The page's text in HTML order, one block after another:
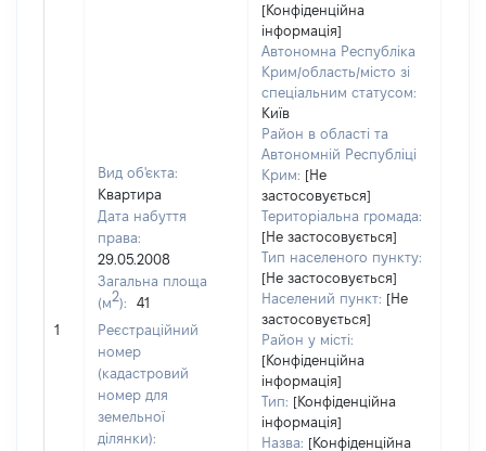
1
Вид об'єкта:
Квартира
Дата набуття
права:
29.05.2008
Загальна площа
(м2):
41
Реєстраційний
номер
(кадастровий
номер для
земельної
ділянки):
[Конфіденційна
інформація]
Автономна Республіка
Крим/область/місто зі
спеціальним статусом:
Київ
Район в області та
Автономній Республіці
Крим: [Не
застосовується]
Територіальна громада:
[Не застосовується]
Тип населеного пункту:
[Не застосовується]
Населений пункт: [Не
застосовується]
Район у місті:
[Конфіденційна
інформація]
Тип: [Конфіденційна
інформація]
Назва: [Конфіденційна